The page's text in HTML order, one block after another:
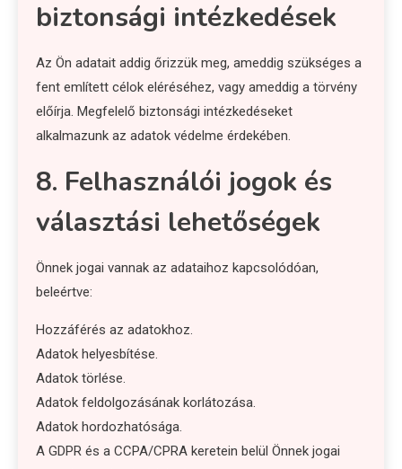
biztonsági intézkedések
Az Ön adatait addig őrizzük meg, ameddig szükséges a
fent említett célok eléréséhez, vagy ameddig a törvény
előírja. Megfelelő biztonsági intézkedéseket
alkalmazunk az adatok védelme érdekében.
8. Felhasználói jogok és
választási lehetőségek
Önnek jogai vannak az adataihoz kapcsolódóan,
beleértve:
Hozzáférés az adatokhoz.
Adatok helyesbítése.
Adatok törlése.
Adatok feldolgozásának korlátozása.
Adatok hordozhatósága.
A GDPR és a CCPA/CPRA keretein belül Önnek jogai